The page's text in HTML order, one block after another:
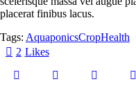
placerat finibus lacus.
Tags: AquaponicsCropHealth
2 Likes